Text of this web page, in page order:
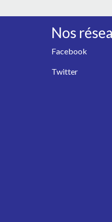
Nos
Facebook
Twitter